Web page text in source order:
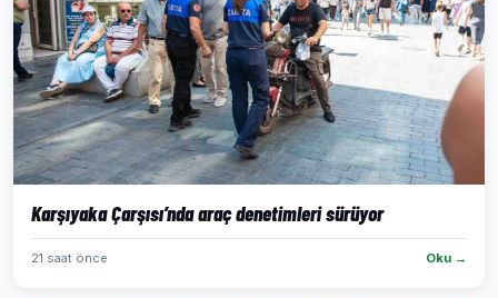
Karşıyaka Çarşısı’nda araç denetimleri sürüyor
21 saat önce Oku →